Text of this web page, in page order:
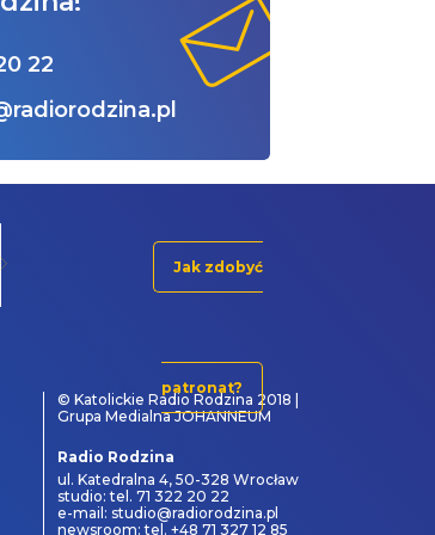
22
Jak zdobyć
patronat?
© Katolickie Radio Rodzina 2018 |
Grupa Medialna JOHANNEUM
Radio Rodzina
ul. Katedralna 4, 50-328 Wrocław
studio: tel. 71 322 20 22
e-mail: studio@radiorodzina.pl
newsroom: tel. +48 71 327 12 85